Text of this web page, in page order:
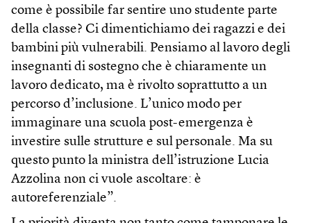
come è possibile far sentire uno studente parte
della classe? Ci dimentichiamo dei ragazzi e dei
bambini più vulnerabili. Pensiamo al lavoro degli
insegnanti di sostegno che è chiaramente un
lavoro dedicato, ma è rivolto soprattutto a un
percorso d’inclusione. L’unico modo per
immaginare una scuola post-emergenza è
investire sulle strutture e sul personale. Ma su
questo punto la ministra dell’istruzione Lucia
Azzolina non ci vuole ascoltare: è
autoreferenziale”.